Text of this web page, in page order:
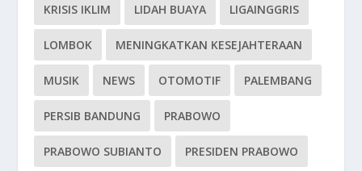
KRISIS IKLIM LIDAH BUAYA LIGAINGGRIS
LOMBOK MENINGKATKAN KESEJAHTERAAN
MUSIK NEWS OTOMOTIF PALEMBANG
PERSIB BANDUNG PRABOWO
PRABOWO SUBIANTO PRESIDEN PRABOWO